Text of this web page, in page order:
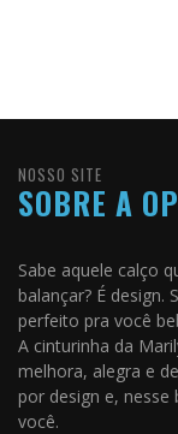
NOSSO SITE
SOBRE A
Sabe aquele calço
balançar? É
perfeito pra você
A cinturinha da
melhora, alegra e
por design e,
você.